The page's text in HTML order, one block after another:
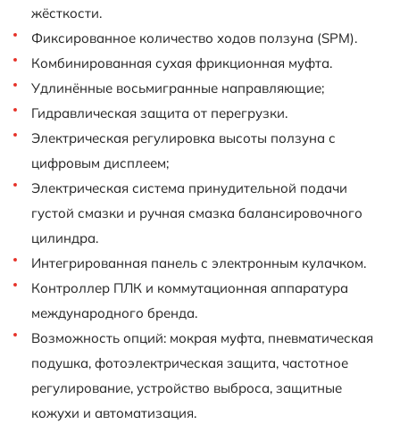
жёсткости.
Фиксированное количество ходов ползуна (SPM).
Комбинированная сухая фрикционная муфта.
Удлинённые восьмигранные направляющие;
Гидравлическая защита от перегрузки.
Электрическая регулировка высоты ползуна с
цифровым дисплеем;
Электрическая система принудительной подачи
густой смазки и ручная смазка балансировочного
цилиндра.
Интегрированная панель с электронным кулачком.
Контроллер ПЛК и коммутационная аппаратура
международного бренда.
Возможность опций: мокрая муфта, пневматическая
подушка, фотоэлектрическая защита, частотное
регулирование, устройство выброса, защитные
кожухи и автоматизация.